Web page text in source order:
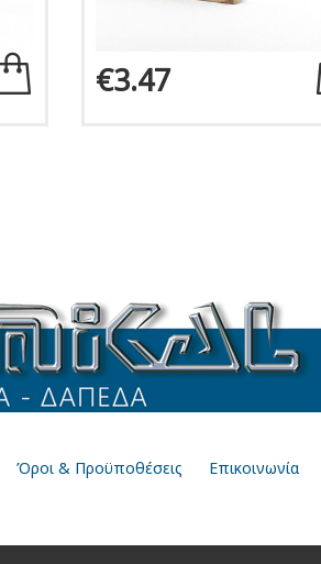
€3.47
Όροι & Προϋποθέσεις Επικοινωνία